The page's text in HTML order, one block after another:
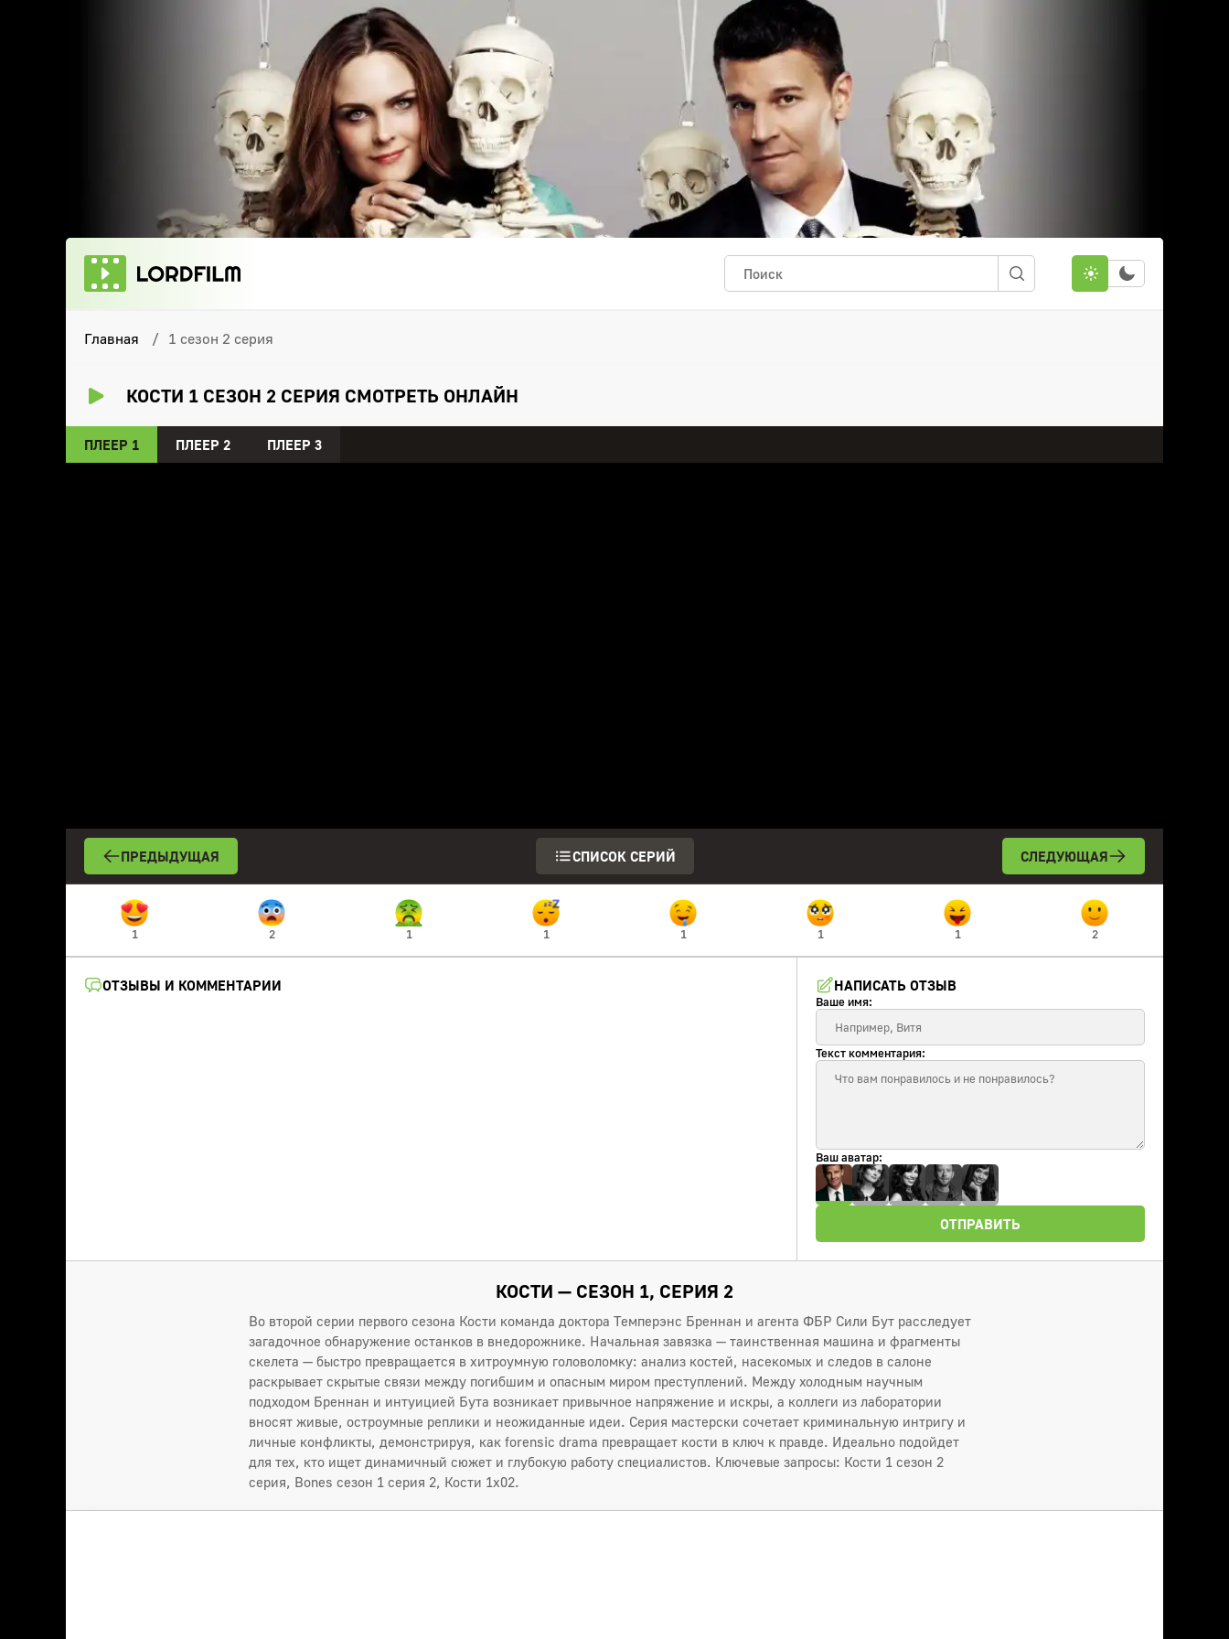
Главная 1 сезон 2 серия
КОСТИ 1 СЕЗОН 2 СЕРИЯ СМОТРЕТЬ ОНЛАЙН
ПЛЕЕР 1 ПЛЕЕР 2 ПЛЕЕР 3
ПРЕДЫДУЩАЯ СПИСОК СЕРИЙ СЛЕДУЮЩАЯ
1 2 1 1 1 1 1 2
ОТЗЫВЫ И КОММЕНТАРИИ НАПИСАТЬ ОТЗЫВ
Ваше имя:
Текст комментария:
Ваш аватар:
ОТПРАВИТЬ
КОСТИ — СЕЗОН 1, СЕРИЯ 2
Во второй серии первого сезона Кости команда доктора Темперэнс Бреннан и агента ФБР Сили Бут расследует
загадочное обнаружение останков в внедорожнике. Начальная завязка — таинственная машина и фрагменты
скелета — быстро превращается в хитроумную головоломку: анализ костей, насекомых и следов в салоне
раскрывает скрытые связи между погибшим и опасным миром преступлений. Между холодным научным
подходом Бреннан и интуицией Бута возникает привычное напряжение и искры, а коллеги из лаборатории
вносят живые, остроумные реплики и неожиданные идеи. Серия мастерски сочетает криминальную интригу и
личные конфликты, демонстрируя, как forensic drama превращает кости в ключ к правде. Идеально подойдет
для тех, кто ищет динамичный сюжет и глубокую работу специалистов. Ключевые запросы: Кости 1 сезон 2
серия, Bones сезон 1 серия 2, Кости 1x02.